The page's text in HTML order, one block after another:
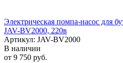
Электрическая помпа-насос для
JAV-BV2000, 220в
Артикул: JAV-BV2000
В наличии
от 9 750 руб.